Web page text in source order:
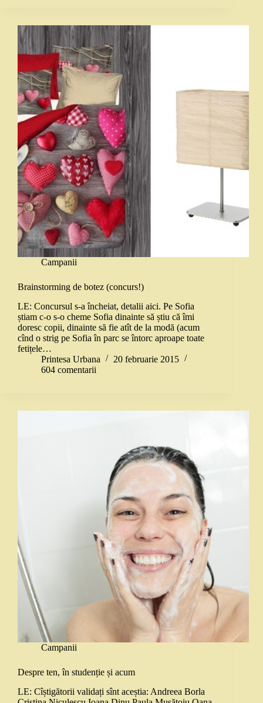
Campanii
Brainstorming de botez (concurs!)
LE: Concursul s-a încheiat, detalii aici. Pe Sofia
știam c-o s-o cheme Sofia dinainte să știu că îmi
doresc copii, dinainte să fie atît de la modă (acum
cînd o strig pe Sofia în parc se întorc aproape toate
fetițele…
Printesa Urbana
20 februarie 2015
604 comentarii
Campanii
Despre ten, în studenție și acum
LE: Cîștigătorii validați sînt aceștia: Andreea Borla